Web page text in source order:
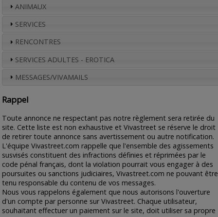
ANIMAUX
SERVICES
RENCONTRES
SERVICES ADULTES - EROTICA
MESSAGES/VIVAMAILS
Rappel
Toute annonce ne respectant pas notre règlement sera retirée du
site. Cette liste est non exhaustive et Vivastreet se réserve le droit
de retirer toute annonce sans avertissement ou autre notification.
L'équipe Vivastreet.com rappelle que l'ensemble des agissements
susvisés constituent des infractions définies et réprimées par le
code pénal français, dont la violation pourrait vous engager à des
poursuites ou sanctions judiciaires, Vivastreet.com ne pouvant être
tenu responsable du contenu de vos messages.
Nous vous rappelons également que nous autorisons l'ouverture
d'un compte par personne sur Vivastreet. Chaque utilisateur,
souhaitant effectuer un paiement sur le site, doit utiliser sa propre